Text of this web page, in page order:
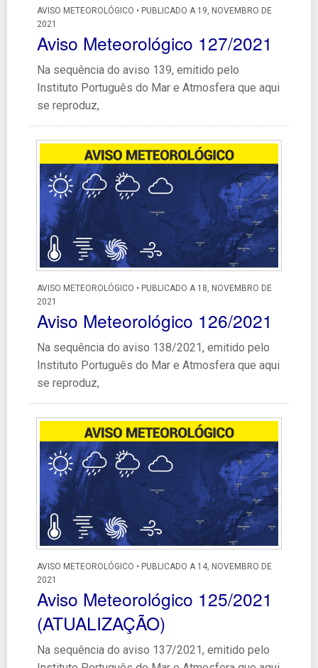
AVISO METEOROLÓGICO • PUBLICADO A 19, NOVEMBRO DE
2021
Aviso Meteorológico 127/2021
Na sequência do aviso 139, emitido pelo
Instituto Português do Mar e Atmosfera que aqui
se reproduz,
AVISO METEOROLÓGICO • PUBLICADO A 18, NOVEMBRO DE
2021
Aviso Meteorológico 126/2021
Na sequência do aviso 138/2021, emitido pelo
Instituto Português do Mar e Atmosfera que aqui
se reproduz,
AVISO METEOROLÓGICO • PUBLICADO A 14, NOVEMBRO DE
2021
Aviso Meteorológico 125/2021
(ATUALIZAÇÃO)
Na sequência do aviso 137/2021, emitido pelo